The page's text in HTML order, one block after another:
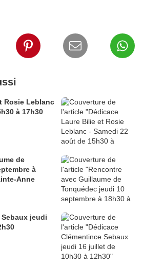
Rosie Leblanc
à 17h30
de
à
Anne
jeudi